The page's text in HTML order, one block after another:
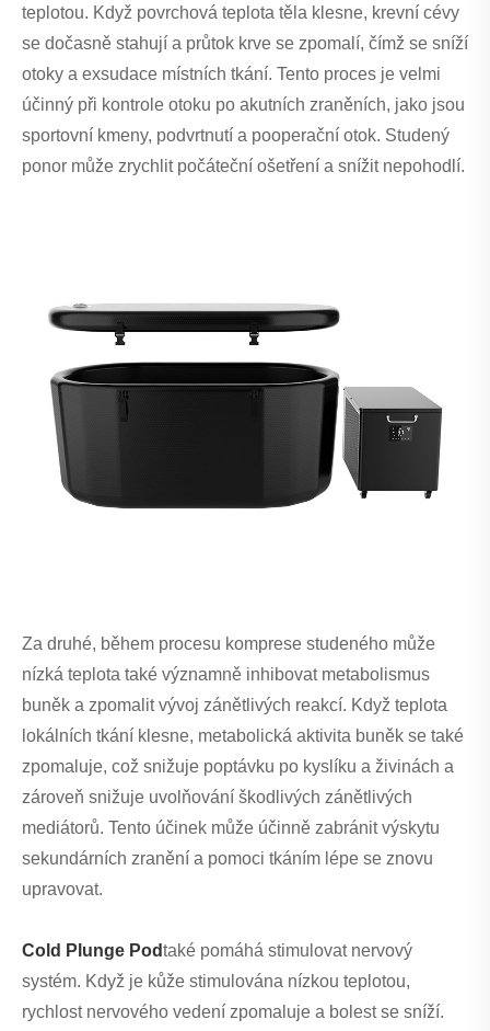
teplotou. Když povrchová teplota těla klesne, krevní cévy
se dočasně stahují a průtok krve se zpomalí, čímž se sníží
otoky a exsudace místních tkání. Tento proces je velmi
účinný při kontrole otoku po akutních zraněních, jako jsou
sportovní kmeny, podvrtnutí a pooperační otok. Studený
ponor může zrychlit počáteční ošetření a snížit nepohodlí.
Za druhé, během procesu komprese studeného může
nízká teplota také významně inhibovat metabolismus
buněk a zpomalit vývoj zánětlivých reakcí. Když teplota
lokálních tkání klesne, metabolická aktivita buněk se také
zpomaluje, což snižuje poptávku po kyslíku a živinách a
zároveň snižuje uvolňování škodlivých zánětlivých
mediátorů. Tento účinek může účinně zabránit výskytu
sekundárních zranění a pomoci tkáním lépe se znovu
upravovat.
Cold Plunge Podtaké pomáhá stimulovat nervový
systém. Když je kůže stimulována nízkou teplotou,
rychlost nervového vedení zpomaluje a bolest se sníží.